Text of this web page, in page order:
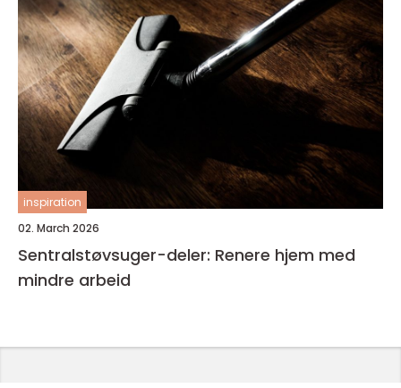
inspiration
02. March 2026
Sentralstøvsuger-deler: Renere hjem med
mindre arbeid